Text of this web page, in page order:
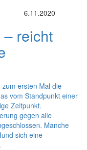
6.11.2020
reicht
ersten Mal die
vom Standpunkt einer
Zeitpunkt.
gegen alle
Manche
sich eine